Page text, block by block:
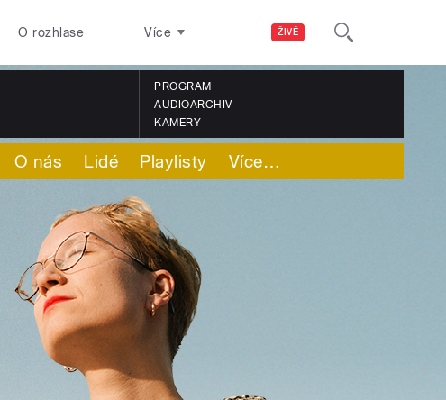
ŽIVĚ
O rozhlase Více
PROGRAM
AUDIOARCHIV
KAMERY
O nás Lidé Playlisty Více…